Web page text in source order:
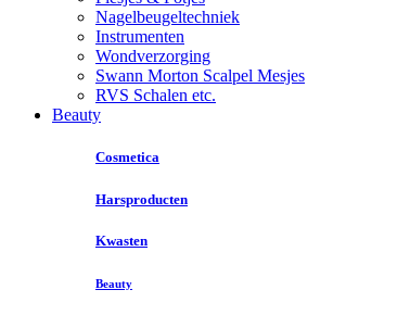
Nagelbeugeltechniek
Instrumenten
Wondverzorging
Swann Morton Scalpel Mesjes
RVS Schalen etc.
Beauty
Cosmetica
Harsproducten
Kwasten
Beauty